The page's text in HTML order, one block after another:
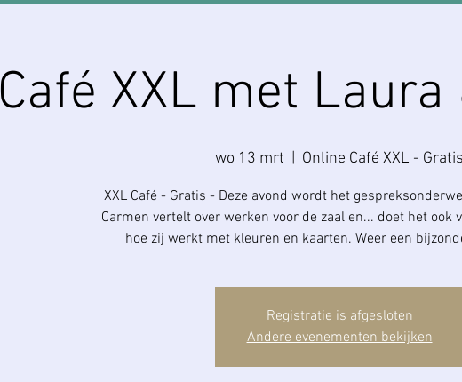
Café XXL met
wo 13 mrt Online Café XXL - Gratis
XXL Café - Gratis - Deze avond wordt het
Carmen vertelt over werken voor de zaal en... doet het ook
hoe zij werkt met kleuren en kaarten. Weer een
Registratie is afgesloten
Andere evenementen bekijken